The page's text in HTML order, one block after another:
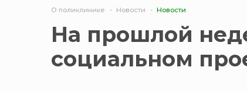
О поликлинике Новости Новости
На прошлой
социальном